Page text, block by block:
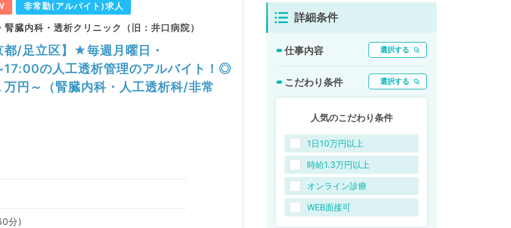
非常勤(アルバイト)求人
腎臓内科・透析クリニック（旧：井口病院）
都/足立区】★毎週月曜日・
の人工透析管理のアルバイト！◎
万円～（腎臓内科・人工透析科/非常
分)
詳細条件
仕事内容 選択する
こだわり条件 選択する
人気のこだわり条件
1日10万円以上
時給1.3万円以上
オンライン診療
WEB面接可